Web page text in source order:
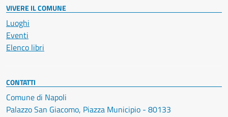
VIVERE IL COMUNE
Luoghi
Eventi
Elenco libri
CONTATTI
Comune di Napoli
Palazzo San Giacomo, Piazza Municipio - 80133